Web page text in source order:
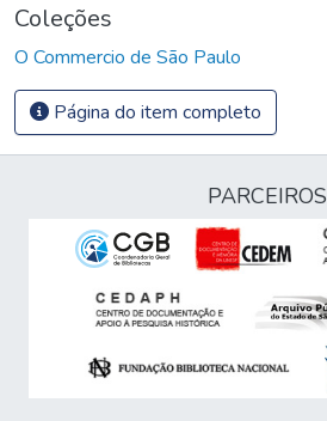
Coleções
O Commercio de São Paulo
Página do item completo
PARCEIROS